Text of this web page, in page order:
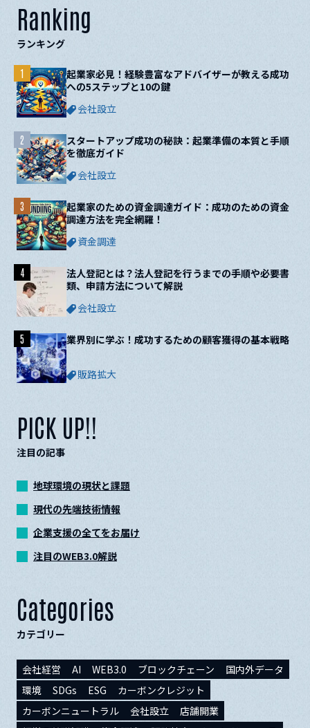
Ranking
ランキング
起業家必見！経験豊富なアドバイザーが教える成功
への5ステップと10の鍵
会社設立
1
スタートアップ成功の秘訣：起業準備の本質と手順
を徹底ガイド
会社設立
2
起業家のための資金調達ガイド：成功のための資金
調達方法を完全網羅！
資金調達
3
法人登記とは？法人登記を行うまでの手順や必要書
類、申請方法について解説
会社設立
4
業界別に学ぶ！成功するための顧客獲得の基本戦略
販路拡大
5
PICK UP!!
注目の記事
地球環境の現状と課題
現代の先端技術情報
企業支援の全てをお届け
注目のWEB3.0解説
Categories
カテゴリー
会社経営 AI WEB3.0 ブロックチェーン
国内外データ
環境
SDGs ESG
カーボンクレジット
カーボンニュートラル
会社設立
店舗開業